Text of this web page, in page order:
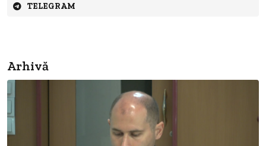
TELEGRAM
Arhivă